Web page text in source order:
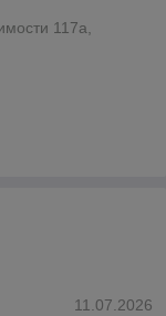
117а,
11.07.2026